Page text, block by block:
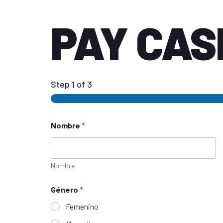
PAY
Step 1 of 3
Nombre *
Nombre
Género *
Femenino